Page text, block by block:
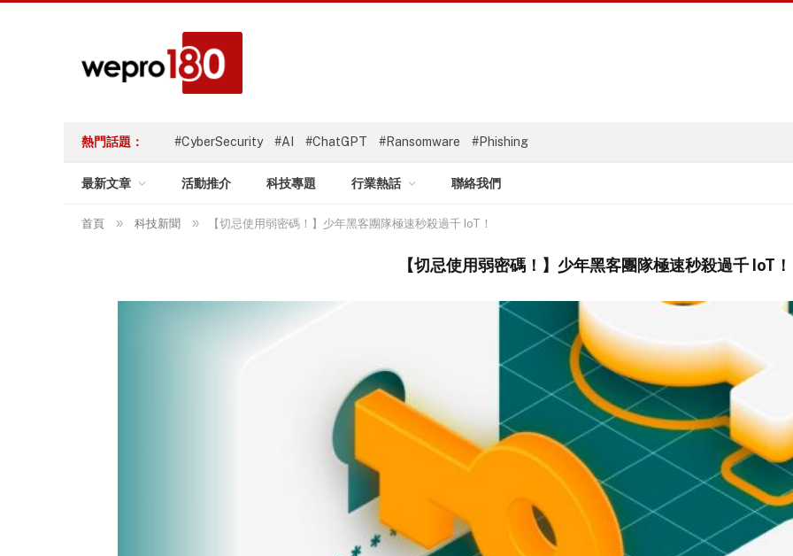
熱門話題： #CyberSecurity #AI #ChatGPT #Ransomware #Phishing
最新文章 活動推介 科技專題 行業熱話 聯絡我們
首頁 » 科技新聞 » 【切忌使用弱密碼！】少年黑客團隊極速秒殺過千 IoT！
【切忌使用弱密碼！】少年黑客團隊極速秒殺過千 IoT！